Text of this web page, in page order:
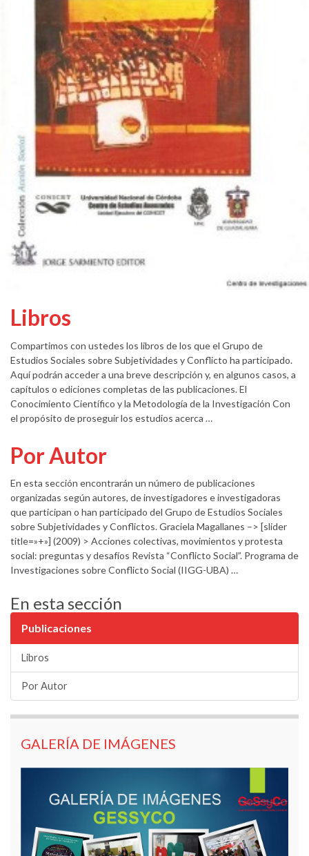
Libros
Compartimos con ustedes los libros de los que el Grupo de
Estudios Sociales sobre Subjetividades y Conflicto ha participado.
Aquí podrán acceder a una breve descripción y, en algunos casos, a
capítulos o ediciones completas de las publicaciones. El
Conocimiento Científico y la Metodología de la Investigación Con
el propósito de proseguir los estudios acerca …
Por Autor
En esta sección encontrarán un número de publicaciones
organizadas según autores, de investigadores e investigadoras
que participan o han participado del Grupo de Estudios Sociales
sobre Subjetividades y Conflictos. Graciela Magallanes –> [slider
title=»+»] (2009) > Acciones colectivas, movimientos y protesta
social: preguntas y desafíos Revista “Conflicto Social”. Programa de
Investigaciones sobre Conflicto Social (IIGG-UBA) …
En esta sección
Publicaciones
Libros
Por Autor
GALERÍA DE IMÁGENES